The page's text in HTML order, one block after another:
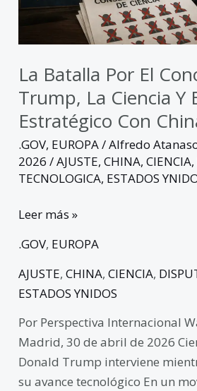
La Batalla Por El
Trump, La Ciencia Y
Estratégico Con
.GOV, EUROPA/Alfredo
2026/AJUSTE,CHINA,CIENCIA,
TECNOLOGICA, ESTADOS
ciencia
el
pulso
estratégico
con
China
Leer más »
.GOV, EUROPA
AJUSTE,CHINA,CIENCIA,
ESTADOS YNIDOS
Por Perspectiva Internacional
Madrid, 30 de abril de 2026
Donald Trump interviene
su avance tecnológico En un